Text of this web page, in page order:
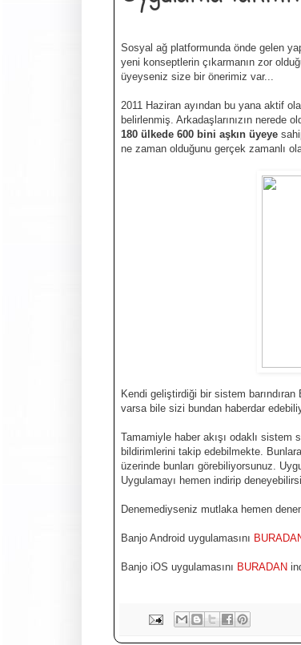
Sosyal ağ platformunda önde gelen
yeni konseptlerin çıkarmanın zor
üyeyseniz size bir önerimiz var...
2011 Haziran ayından bu yana aktif
belirlenmiş. Arkadaşlarınızın nerede
180 ülkede 600 bini aşkın üyeye
ne zaman olduğunu gerçek zamanlı
Kendi geliştirdiği bir sistem barındıran
varsa bile sizi bundan haberdar
Tamamiyle haber akışı odaklı
bildirimlerini takip edebilmekte.
üzerinde bunları görebiliyorsunuz.
Uygulamayı hemen indirip
Denemediyseniz mutlaka hemen
Banjo Android uygulamasını
Banjo iOS uygulamasını BURADAN